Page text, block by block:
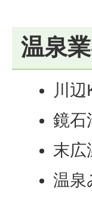
温泉
川辺
鏡石
末広
温泉